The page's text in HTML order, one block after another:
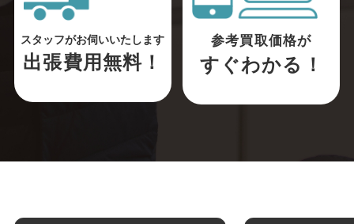
スタッフがお伺いいたします
出張費用無料！
参考買取価格が
すぐわかる！